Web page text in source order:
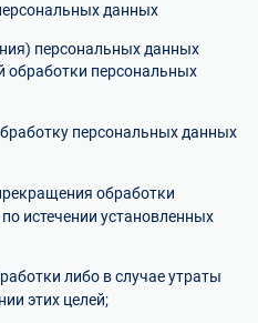
данных
персональных данных
обработки персональных
персональных данных
обработки
истечении установленных
либо в случае утраты
этих целей;